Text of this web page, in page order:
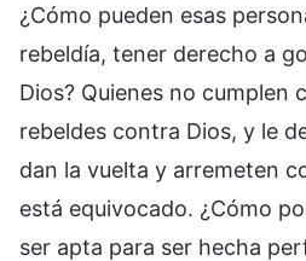
¿Cómo pueden esas
rebeldía, tener derecho a
Dios? Quienes no cumplen
rebeldes contra Dios, y le
dan la vuelta y arremeten
está equivocado. ¿Cómo
ser apta para ser hecha